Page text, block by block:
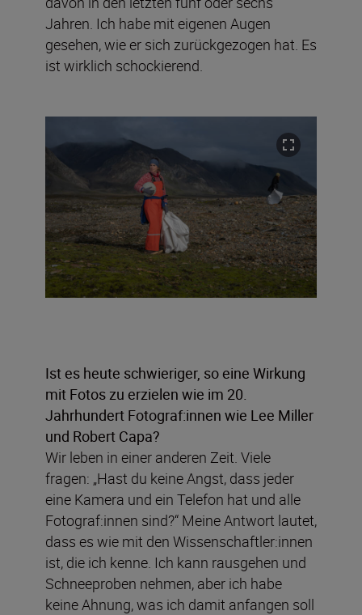
Jahren. Ich habe mit eigenen Augen
gesehen, wie er sich zurückgezogen hat. Es
ist wirklich schockierend.
Ist es heute schwieriger, so eine Wirkung
mit Fotos zu erzielen wie im 20.
Jahrhundert Fotograf:innen wie Lee Miller
und Robert Capa?
Wir leben in einer anderen Zeit. Viele
fragen: „Hast du keine Angst, dass jeder
eine Kamera und ein Telefon hat und alle
Fotograf:innen sind?“ Meine Antwort lautet,
dass es wie mit den Wissenschaftler:innen
ist, die ich kenne. Ich kann rausgehen und
Schneeproben nehmen, aber ich habe
keine Ahnung, was ich damit anfangen soll